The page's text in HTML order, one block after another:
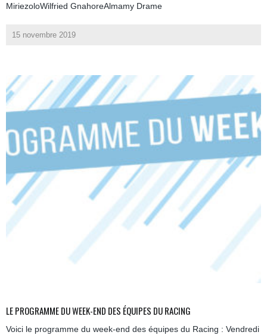
MiriezoloWilfried GnahoreAlmamy Drame
15 novembre 2019
LE PROGRAMME DU WEEK-END DES ÉQUIPES DU RACING
Voici le programme du week-end des équipes du Racing : Vendredi